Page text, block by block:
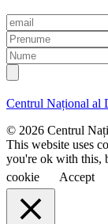
E
m
a
i
l
P
r
e
n
m
N
u
m
e
Centrul Național al
© 2026 Centrul
This website uses
you're ok with this,
cookie
Accept